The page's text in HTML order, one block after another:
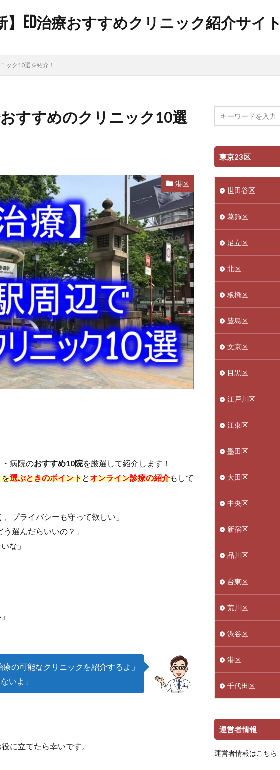
】ED治療おすすめクリニック紹介サイト
ック10選を紹介！
すすめのクリニック10選
港区
病院のおすすめ10院を厳選して紹介します！
選ぶときのポイントとオンライン診療の紹介もして
プライバシーも守って欲しい」
選んだらいいの？」
な」
の可能なクリニックを紹介するよ」
いよ」
に立てたら幸いです。
東京23区
世田谷区
葛飾区
足立区
北区
板橋区
豊島区
文京区
目黒区
江戸川区
江東区
墨田区
大田区
中央区
新宿区
品川区
台東区
荒川区
渋谷区
港区
千代田区
運営者情報
運営者情報はこちら